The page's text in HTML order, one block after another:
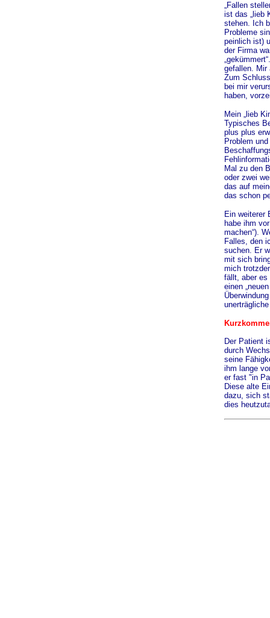
„Fallen
ist das „lieb
stehen. Ich
Probleme
peinlich ist)
der Firma
gefallen. Mir
Zum
bei mir
haben,
Mein „lieb
Typisches
plus plus
Problem
Mal zu den
oder zwei
das auf
das schon
Ein weiterer
habe ihm
machen“).
Falles, den
suchen. Er
mit sich
mich
fällt, aber es
einen
Der Patient
durch
seine
ihm lange
er fast "in
Diese alte
dazu, sich
dies